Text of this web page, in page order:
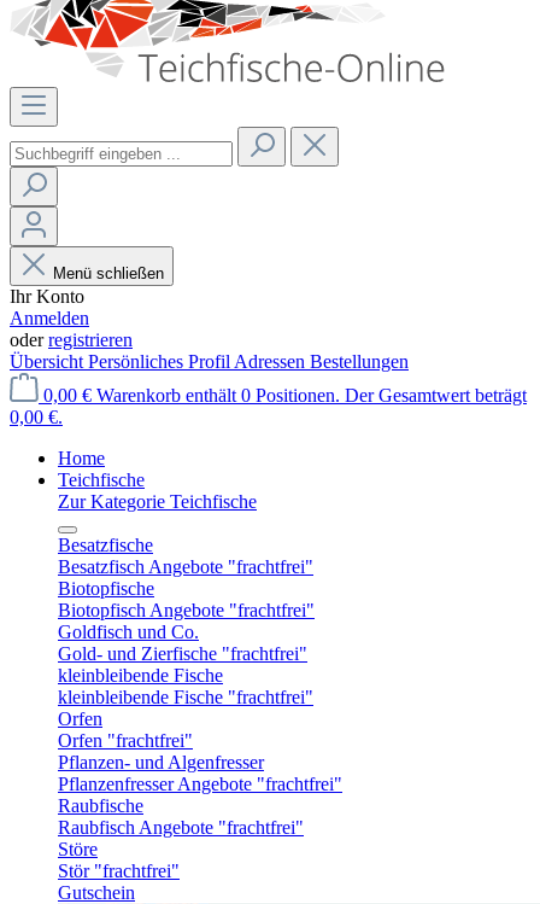
Menü schließen
Ihr Konto
Anmelden
oderregistrieren
Übersicht Persönliches Profil Adressen Bestellungen
0,00 € Warenkorb enthält 0 Positionen. Der Gesamtwert beträgt
0,00 €.
Home
Teichfische
Zur Kategorie Teichfische
Besatzfische
Besatzfisch Angebote "frachtfrei"
Biotopfische
Biotopfisch Angebote "frachtfrei"
Goldfisch und Co.
Gold- und Zierfische "frachtfrei"
kleinbleibende Fische
kleinbleibende Fische "frachtfrei"
Orfen
Orfen "frachtfrei"
Pflanzen- und Algenfresser
Pflanzenfresser Angebote "frachtfrei"
Raubfische
Raubfisch Angebote "frachtfrei"
Störe
Stör "frachtfrei"
Gutschein